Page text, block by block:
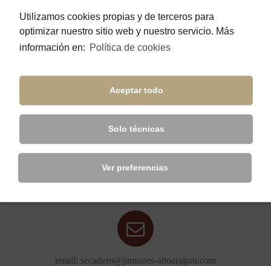
Utilizamos cookies propias y de terceros para
optimizar nuestro sitio web y nuestro servicio. Más
información en: Política de cookies
Aceptar todo
Solo técnicas
Ver preferencias
Ctra. A-138, Km. 14,6 | 22390 El Grado (Huesca) Spain
email: secadero@jamones-altoaragon.com